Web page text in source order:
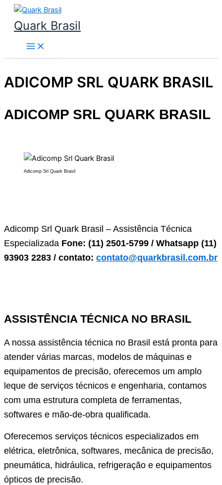
para
conteúdo
Quark Brasil
ADICOMP SRL QUARK BRASIL
ADICOMP SRL QUARK BRASIL
Adicomp Srl Quark Brasil
Adicomp Srl Quark Brasil – Assistência Técnica
Especializada Fone: (11) 2501-5799 / Whatsapp (11)
93903 2283 / contato: contato@quarkbrasil.com.br
ASSISTÊNCIA TÉCNICA NO BRASIL
A nossa assistência técnica no Brasil está pronta para
atender várias marcas, modelos de máquinas e
equipamentos de precisão, oferecemos um amplo
leque de serviços técnicos e engenharia, contamos
com uma estrutura completa de ferramentas,
softwares e mão-de-obra qualificada.
Oferecemos serviços técnicos especializados em
elétrica, eletrônica, softwares, mecânica de precisão,
pneumática, hidráulica, refrigeração e equipamentos
ópticos de precisão.